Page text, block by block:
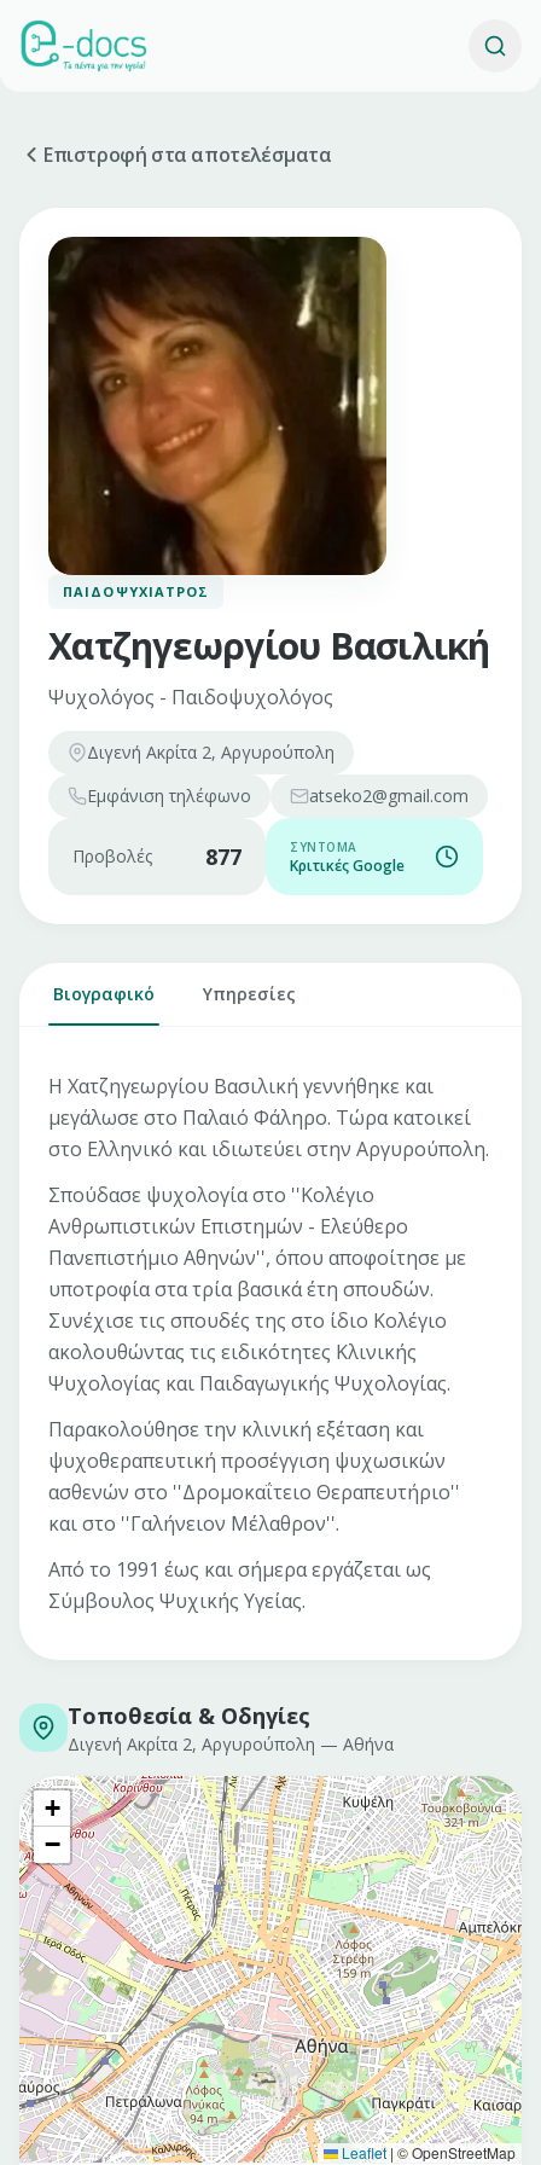
Επιστροφή στα αποτελέσματα
ΠΑΙΔΟΨΥΧΊΑΤΡΟΣ
Χατζηγεωργίου Βασιλική
Ψυχολόγος - Παιδοψυχολόγος
Διγενή Ακρίτα 2, Αργυρούπολη
Εμφάνιση τηλέφωνο atseko2@gmail.com
Προβολές 877 ΣΎΝΤΟΜΑ
Κριτικές Google
Βιογραφικό Υπηρεσίες
Η Χατζηγεωργίου Βασιλική γεννήθηκε και
μεγάλωσε στο Παλαιό Φάληρο. Τώρα κατοικεί
στο Ελληνικό και ιδιωτεύει στην Αργυρούπολη.
Σπούδασε ψυχολογία στο ''Κολέγιο
Ανθρωπιστικών Επιστημών - Ελεύθερο
Πανεπιστήμιο Αθηνών'', όπου αποφοίτησε με
υποτροφία στα τρία βασικά έτη σπουδών.
Συνέχισε τις σπουδές της στο ίδιο Κολέγιο
ακολουθώντας τις ειδικότητες Κλινικής
Ψυχολογίας και Παιδαγωγικής Ψυχολογίας.
Παρακολούθησε την κλινική εξέταση και
ψυχοθεραπευτική προσέγγιση ψυχωσικών
ασθενών στο ''Δρομοκαΐτειο Θεραπευτήριο''
και στο ''Γαλήνειον Μέλαθρον''.
Από το 1991 έως και σήμερα εργάζεται ως
Σύμβουλος Ψυχικής Υγείας.
Τοποθεσία & Οδηγίες
Διγενή Ακρίτα 2, Αργυρούπολη — Αθήνα
+
−
Leaflet |© OpenStreetMap